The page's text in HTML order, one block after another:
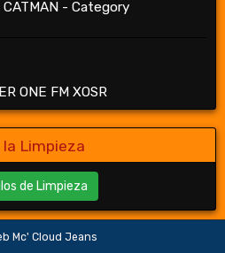
- Category
ONE FM XOSR
de Limpieza
Mc' Cloud Jeans